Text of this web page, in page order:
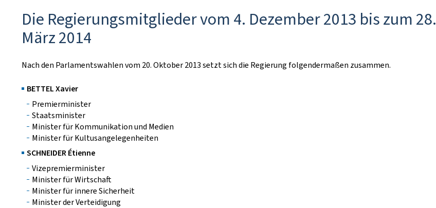
Die Regierungsmitglieder vom 4. Dezember 2013 bis zum 28.
März 2014
Nach den Parlamentswahlen vom 20. Oktober 2013 setzt sich die Regierung folgendermaßen zusammen.
BETTEL Xavier
Premierminister
Staatsminister
Minister für Kommunikation und Medien
Minister für Kultusangelegenheiten
SCHNEIDER Étienne
Vizepremierminister
Minister für Wirtschaft
Minister für innere Sicherheit
Minister der Verteidigung